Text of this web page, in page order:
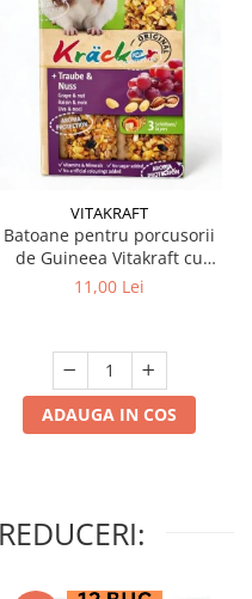
VITAKRAFT
Batoane pentru porcusorii
de Guineea Vitakraft cu
struguri & nuci 2 buc
11,00 Lei
ADAUGA IN COS